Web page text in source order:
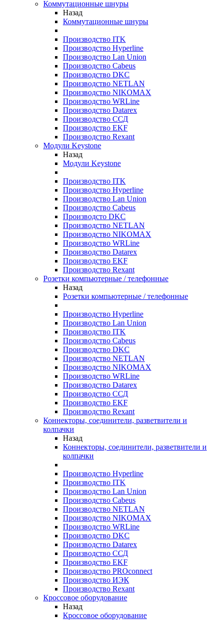
Коммутационные шнуры
Назад
Коммутационные шнуры
Производство ITK
Производство Hyperline
Производство Lan Union
Производство Cabeus
Производство DKC
Производство NETLAN
Производство NIKOMAX
Производство WRLine
Производство Datarex
Производство ССД
Производство EKF
Производство Rexant
Модули Keystone
Назад
Модули Keystone
Производство ITK
Производство Hyperline
Производство Lan Union
Производство Cabeus
Производсто DKC
Производство NETLAN
Производство NIKOMAX
Производство WRLine
Производство Datarex
Производство EKF
Производство Rexant
Розетки компьютерные / телефонные
Назад
Розетки компьютерные / телефонные
Производство Hyperline
Производство Lan Union
Производство ITK
Производство Cabeus
Производство DKC
Производство NETLAN
Производство NIKOMAX
Производство WRLine
Производство Datarex
Производство ССД
Производство EKF
Производство Rexant
Коннекторы, соединители, разветвители и
колпачки
Назад
Коннекторы, соединители, разветвители и
колпачки
Производство Hyperline
Производство ITK
Производство Lan Union
Производство Cabeus
Производство NETLAN
Производство NIKOMAX
Производство WRLine
Производство DKC
Производство Datarex
Производство ССД
Производство EKF
Производство PROconnect
Производство ИЭК
Производство Rexant
Кроссовое оборудование
Назад
Кроссовое оборудование